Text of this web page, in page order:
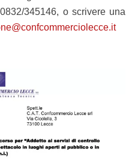
345146, o scrivere una